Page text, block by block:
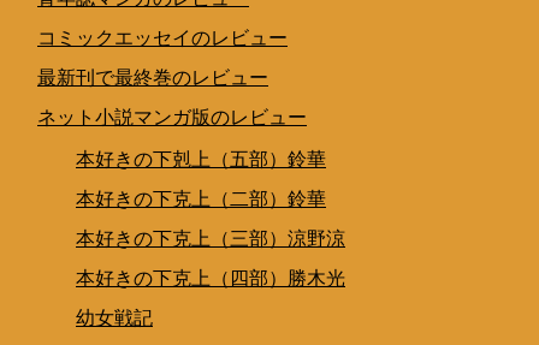
コミックエッセイのレビュー
最新刊で最終巻のレビュー
ネット小説マンガ版のレビュー
本好きの下剋上（五部）鈴華
本好きの下克上（二部）鈴華
本好きの下克上（三部）涼野涼
本好きの下克上（四部）勝木光
幼女戦記